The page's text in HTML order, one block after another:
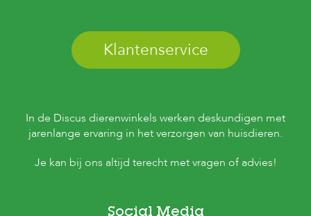
Klantenservice
In de Discus dierenwinkels werken deskundigen met
jarenlange ervaring in het verzorgen van huisdieren.
Je kan bij ons altijd terecht met vragen of advies!
Social Media